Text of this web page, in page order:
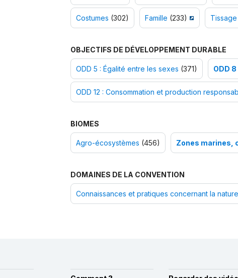
Costumes (302) Famille (233) Tissage
OBJECTIFS DE DÉVELOPPEMENT DURABLE
ODD 5 : Égalité entre les sexes (371) ODD
ODD 12 : Consommation et production
BIOMES
Agro-écosystèmes (456) Zones marines,
DOMAINES DE LA CONVENTION
Connaissances et pratiques concernant la